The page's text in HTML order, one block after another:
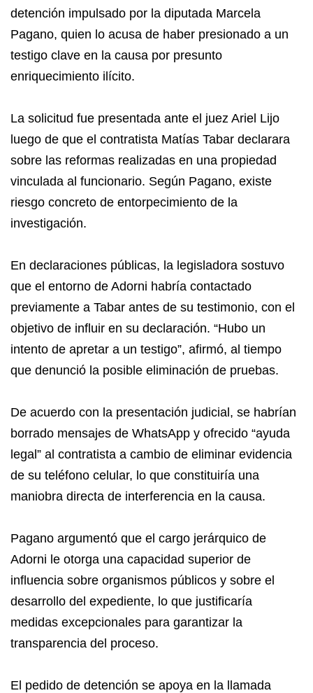
detención impulsado por la diputada Marcela
Pagano, quien lo acusa de haber presionado a un
testigo clave en la causa por presunto
enriquecimiento ilícito.
La solicitud fue presentada ante el juez Ariel Lijo
luego de que el contratista Matías Tabar declarara
sobre las reformas realizadas en una propiedad
vinculada al funcionario. Según Pagano, existe
riesgo concreto de entorpecimiento de la
investigación.
En declaraciones públicas, la legisladora sostuvo
que el entorno de Adorni habría contactado
previamente a Tabar antes de su testimonio, con el
objetivo de influir en su declaración. “Hubo un
intento de apretar a un testigo”, afirmó, al tiempo
que denunció la posible eliminación de pruebas.
De acuerdo con la presentación judicial, se habrían
borrado mensajes de WhatsApp y ofrecido “ayuda
legal” al contratista a cambio de eliminar evidencia
de su teléfono celular, lo que constituiría una
maniobra directa de interferencia en la causa.
Pagano argumentó que el cargo jerárquico de
Adorni le otorga una capacidad superior de
influencia sobre organismos públicos y sobre el
desarrollo del expediente, lo que justificaría
medidas excepcionales para garantizar la
transparencia del proceso.
El pedido de detención se apoya en la llamada